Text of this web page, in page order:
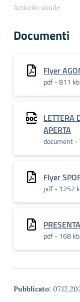
Articolo simile
Documenti
Flyer
pdf - 811 kb
LETTERA
APERTA
document -
Flyer
pdf - 1252
pdf - 168 kb
Pubblicato: